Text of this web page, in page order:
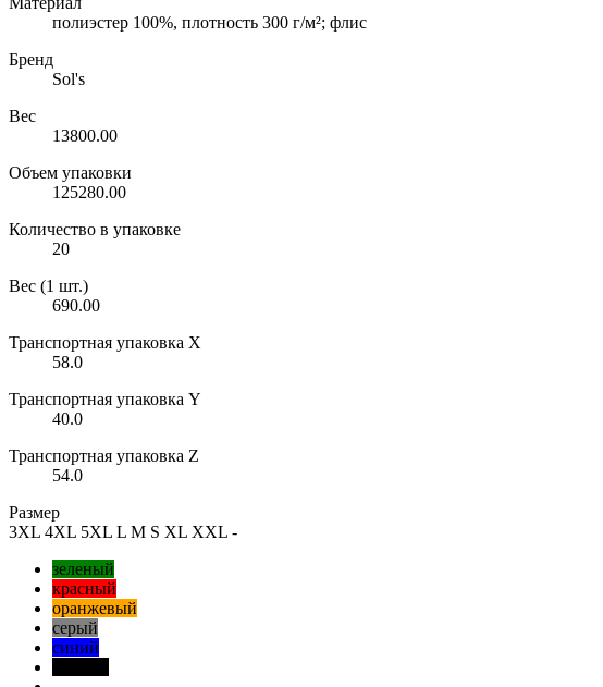
полиэстер 100%, плотность 300 г/м²; флис
Бренд
Sol's
Вес
13800.00
Объем упаковки
125280.00
Количество в упаковке
20
Вес (1 шт.)
690.00
Транспортная упаковка X
58.0
Транспортная упаковка Y
40.0
Транспортная упаковка Z
54.0
Размер
3XL 4XL 5XL L M S XL XXL -
зеленый
красный
оранжевый
серый
синий